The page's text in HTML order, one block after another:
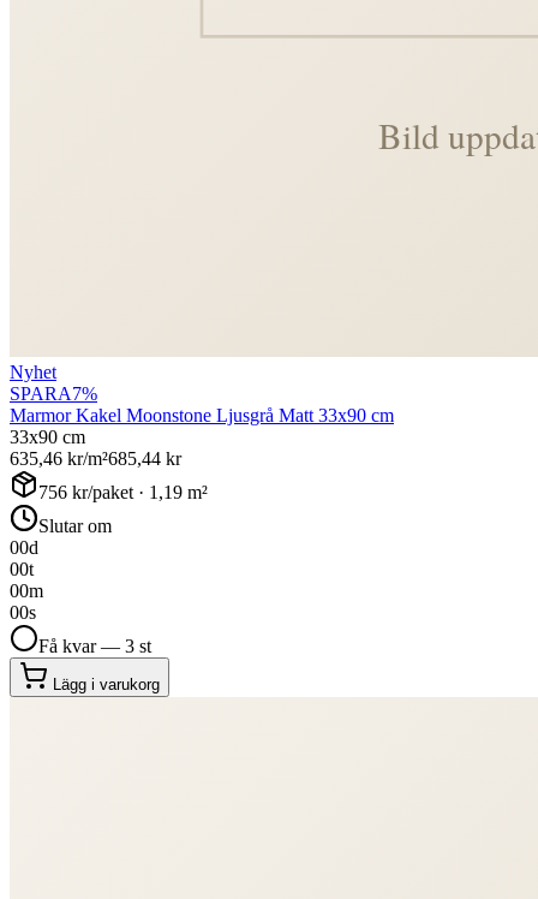
Nyhet
SPARA7%
Marmor Kakel Moonstone Ljusgrå Matt 33x90 cm
33x90 cm
635,46 kr/m²685,44 kr
756 kr/paket · 1,19 m²
Slutar om
00d
00t
00m
00s
Få kvar — 3 st
Lägg i varukorg